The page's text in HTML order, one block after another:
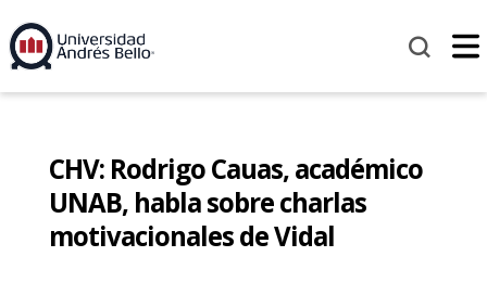
CHV: Rodrigo Cauas, académico
UNAB, habla sobre charlas
motivacionales de Vidal